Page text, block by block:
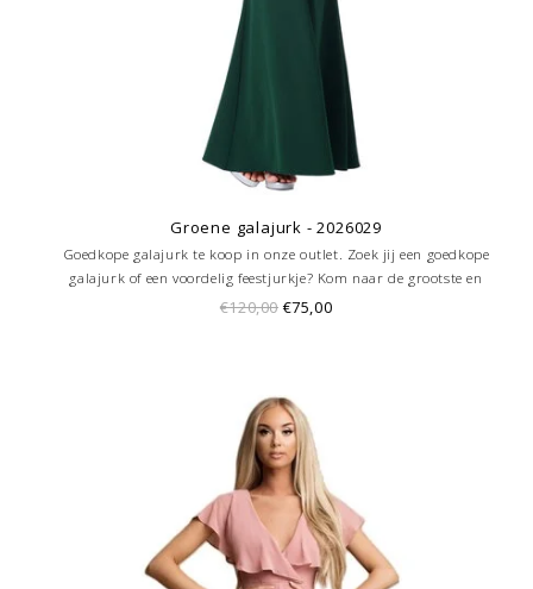
Groene galajurk - 2026029
Goedkope galajurk te koop in onze outlet. Zoek jij een goedkope
galajurk of een voordelig feestjurkje? Kom naar de grootste en
goedkoopste galajurken outlet in de regio Amersfoort. Altijd voordelig!
€120,00 €75,00